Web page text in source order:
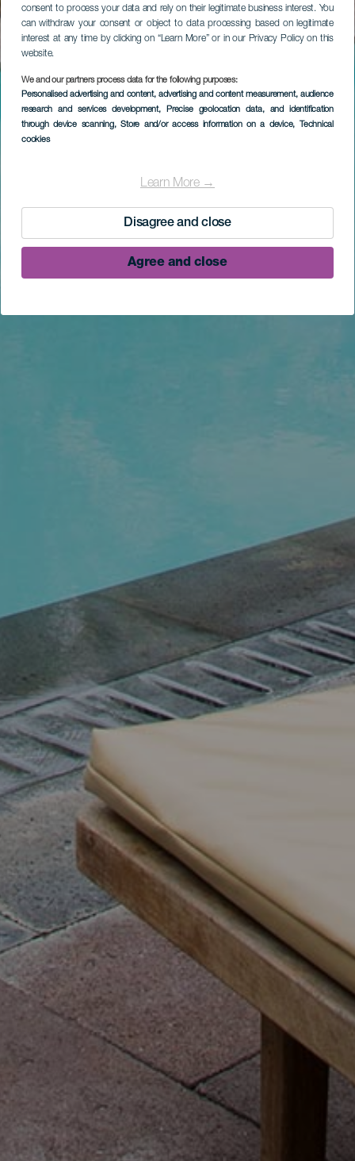
consent to process your data and rely on their legitimate business interest. You
can withdraw your consent or object to data processing based on legitimate
interest at any time by clicking on “Learn More” or in our Privacy Policy on this
website.
We and our partners process data for the following purposes:
Personalised advertising and content, advertising and content measurement, audience
research and services development, Precise geolocation data, and identification
through device scanning, Store and/or access information on a device, Technical
cookies
Learn More →
Disagree and close
Agree and close